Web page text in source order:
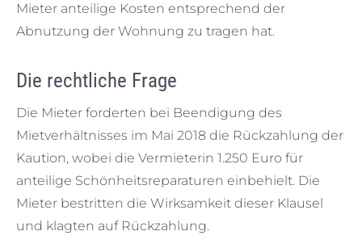
Mieter anteilige Kosten entsprechend der
Abnutzung der Wohnung zu tragen hat.
Die rechtliche Frage
Die Mieter forderten bei Beendigung des
Mietverhältnisses im Mai 2018 die Rückzahlung der
Kaution, wobei die Vermieterin 1.250 Euro für
anteilige Schönheitsreparaturen einbehielt. Die
Mieter bestritten die Wirksamkeit dieser Klausel
und klagten auf Rückzahlung.